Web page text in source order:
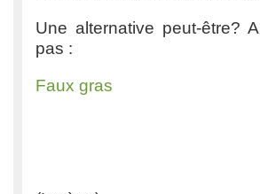
Une alternative peut-être?
pas :
Faux gras